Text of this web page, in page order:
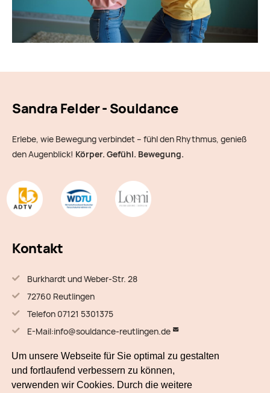
Um unsere Webseite für Sie optimal zu gestalten
und fortlaufend verbessern zu können,
verwenden wir Cookies. Durch die weitere
Sandra Felder - Souldance
Erlebe, wie Bewegung verbindet – fühl den Rhythmus, genieß
den Augenblick! Körper. Gefühl. Bewegung.
Kontakt
Burkhardt und Weber-Str. 28
72760 Reutlingen
Telefon 07121 5301375
E-Mail:info@souldance-reutlingen.de
Quick Links